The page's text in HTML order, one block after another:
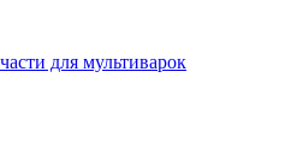
для мультиварок